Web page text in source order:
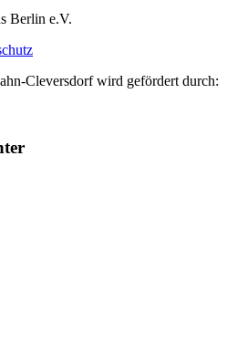
Berlin e.V.
Cleversdorf wird gefördert durch: